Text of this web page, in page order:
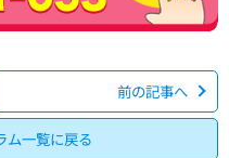
ム一覧に戻る
前の記事へ